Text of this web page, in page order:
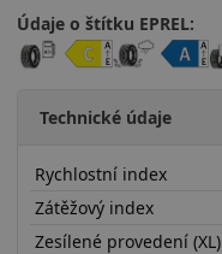
Údaje o štítku EPREL:
Technické údaje
Rychlostní index
Zátěžový index
Zesílené provedení (XL)